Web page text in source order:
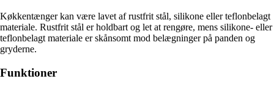
Køkkentænger kan være lavet af rustfrit stål, silikone eller teflonbelagt
materiale. Rustfrit stål er holdbart og let at rengøre, mens silikone- eller
teflonbelagt materiale er skånsomt mod belægninger på panden og
gryderne.
Funktioner